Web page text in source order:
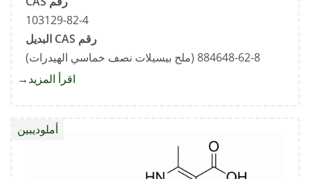
103129-82-4
رقم CAS البديل
884648-62-8 (ملح بيسيلات نصف خماسي الهيدرات)
اقرأ المزيد
أملوديبين